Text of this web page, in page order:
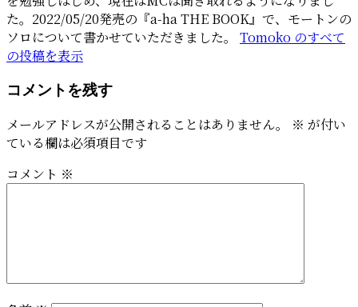
た。2022/05/20発売の『a-ha THE BOOK』で、モートンの
ソロについて書かせていただきました。 Tomoko のすべて
の投稿を表示
コメントを残す
メールアドレスが公開されることはありません。 ※ が付い
ている欄は必須項目です
コメント ※